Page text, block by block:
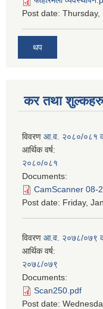
Post date: Thursday,
थप
कर तथा शुल्कहरु
विवरण आ.व. २०८०/०८१
आर्थिक वर्ष:
२०८०/०८१
Documents:
CamScanner 08-
Post date: Friday,
विवरण आ.व. २०७८/०७९
आर्थिक वर्ष:
२०७८/०७९
Documents:
Scan250.pdf
Post date: